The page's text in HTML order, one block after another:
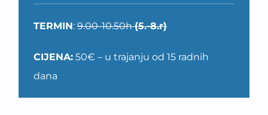
TERMIN:9.00-10.50h(5.-8.r)
CIJENA:50€ – u trajanju od 15 radnih
dana